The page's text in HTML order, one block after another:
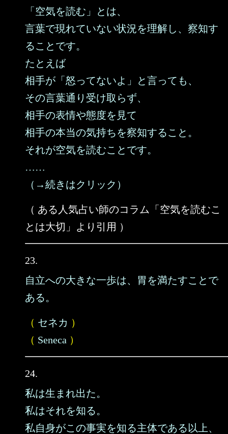
「空気を読む」とは、
言葉で現れていない状況を理解し、察知す
ることです。
たとえば
相手が「怒ってないよ」と言っても、
その言葉通り受け取らず、
相手の表情や態度を見て
相手の本当の気持ちを察知すること。
それが空気を読むことです。
……
（→続きはクリック）
（ ある人気占い師のコラム「空気を読むこ
とは大切」より引用 ）
23.
自立への大きな一歩は、胃を満たすことで
ある。
（ セネカ ）
（ Seneca ）
24.
私は生まれ出た。
私はそれを知る。
私自身がこの事実を知る主体である以上、